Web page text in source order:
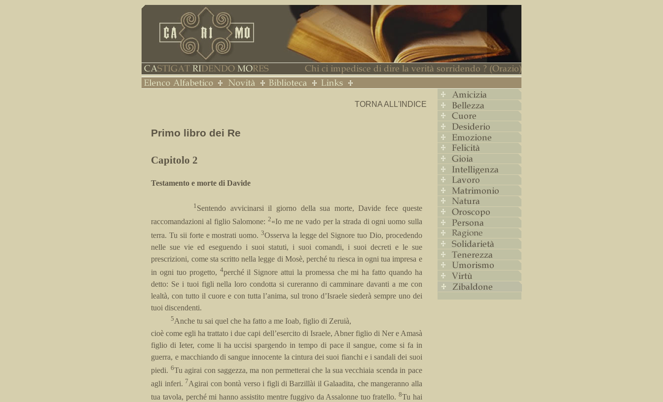
TORNA ALL'INDICE
Primo libro dei Re
Capitolo 2
Testamento e morte di Davide
1Sentendo avvicinarsi il giorno della sua morte, Davide fece queste
raccomandazioni al figlio Salomone:2«Io me ne vado per la strada di ogni uomo sulla
terra. Tu sii forte e mostrati uomo. 3Osserva la legge del Signore tuo Dio, procedendo
nelle sue vie ed eseguendo i suoi statuti, i suoi comandi, i suoi decreti e le sue
prescrizioni, come sta scritto nella legge di Mosè, perché tu riesca in ogni tua impresa e
in ogni tuo progetto, 4perché il Signore attui la promessa che mi ha fatto quando ha
detto: Se i tuoi figli nella loro condotta si cureranno di camminare davanti a me con
lealtà, con tutto il cuore e con tutta l’anima, sul trono d’Israele siederà sempre uno dei
tuoi discendenti.
5Anche tu sai quel che ha fatto a me Ioab, figlio di Zeruià,
cioè come egli ha trattato i due capi dell’esercito di Israele, Abner figlio di Ner e Amasà
figlio di Ieter, come li ha uccisi spargendo in tempo di pace il sangue, come si fa in
guerra, e macchiando di sangue innocente la cintura dei suoi fianchi e i sandali dei suoi
piedi. 6Tu agirai con saggezza, ma non permetterai che la sua vecchiaia scenda in pace
agli inferi. 7Agirai con bontà verso i figli di Barzillài il Galaadita, che mangeranno alla
tua tavola, perché mi hanno assistito mentre fuggivo da Assalonne tuo fratello.8Tu hai